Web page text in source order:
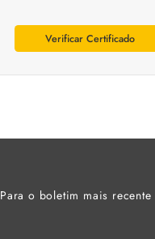
Verificar Certificado
Para o boletim mais recente